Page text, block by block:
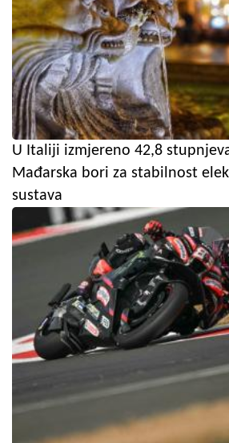
U Italiji izmjereno 42,8
Mađarska bori za stabilnost
sustava